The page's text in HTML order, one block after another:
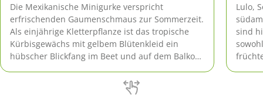
Die Mexikanische Minigurke verspricht
erfrischenden Gaumenschmaus zur Sommerzeit.
Als einjährige Kletterpflanze ist das tropische
Kürbisgewächs mit gelbem Blütenkleid ein
hübscher Blickfang im Beet und auf dem Balkon.
Melothria scabra mit bescheidenen Ansprüchen.
Lesen Sie hier eine praxiserprobte Anleitung zur
Lulo,
sind